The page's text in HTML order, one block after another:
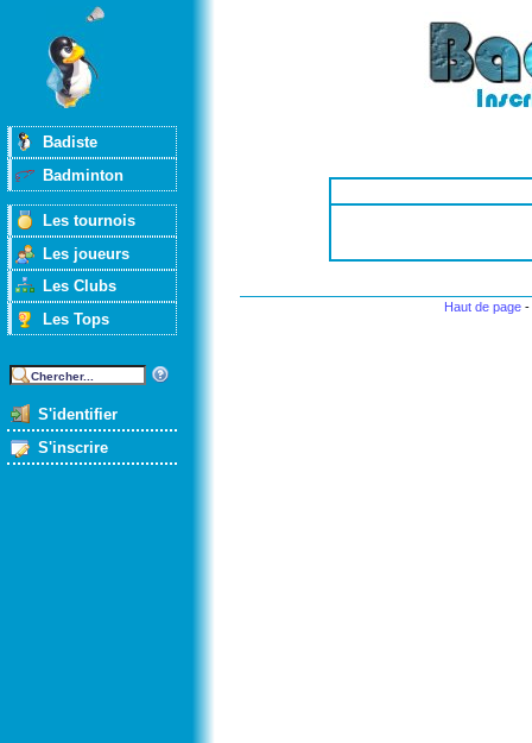
Badiste
Badminton
Les tournois
Les joueurs
Les Clubs
Les Tops
S'identifier
S'inscrire
Haut de page